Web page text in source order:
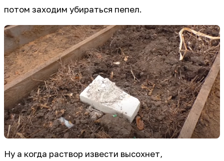
потом заходим убираться пепел.
Ну а когда раствор извести высохнет,